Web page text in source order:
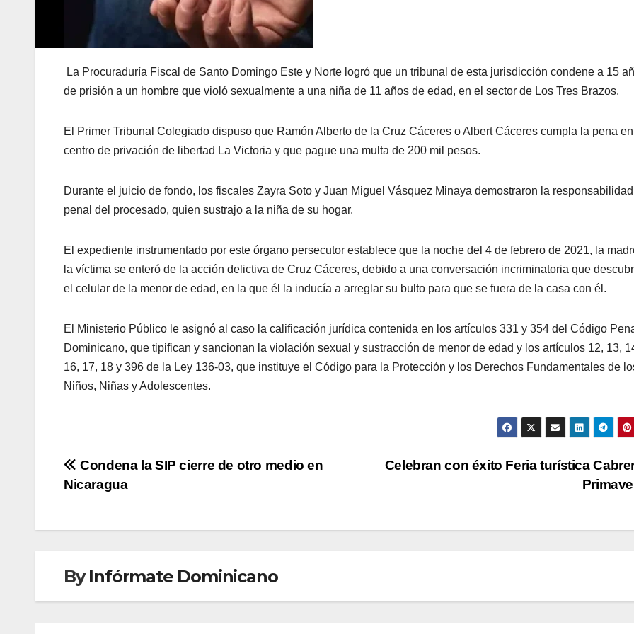
La Procuraduría Fiscal de Santo Domingo Este y Norte logró que un tribunal de esta jurisdicción condene a 15
de prisión a un hombre que violó sexualmente a una niña de 11 años de edad, en el sector de Los Tres Brazos.
El Primer Tribunal Colegiado dispuso que Ramón Alberto de la Cruz Cáceres o Albert Cáceres cumpla la pena
centro de privación de libertad La Victoria y que pague una multa de 200 mil pesos.
Durante el juicio de fondo, los fiscales Zayra Soto y Juan Miguel Vásquez Minaya demostraron la responsabilidad
penal del procesado, quien sustrajo a la niña de su hogar.
El expediente instrumentado por este órgano persecutor establece que la noche del 4 de febrero de 2021, la
la víctima se enteró de la acción delictiva de Cruz Cáceres, debido a una conversación incriminatoria que
el celular de la menor de edad, en la que él la inducía a arreglar su bulto para que se fuera de la casa con él.
El Ministerio Público le asignó al caso la calificación jurídica contenida en los artículos 331 y 354 del Código
Dominicano, que tipifican y sancionan la violación sexual y sustracción de menor de edad y los artículos 12, 13,
16, 17, 18 y 396 de la Ley 136-03, que instituye el Código para la Protección y los Derechos Fundamentales de
Niños, Niñas y Adolescentes.
Navegación
entradas
Celebran con éxito Feria turística
Condena la SIP cierre de otro medio en
Nicaragua
ByInfórmate Dominicano